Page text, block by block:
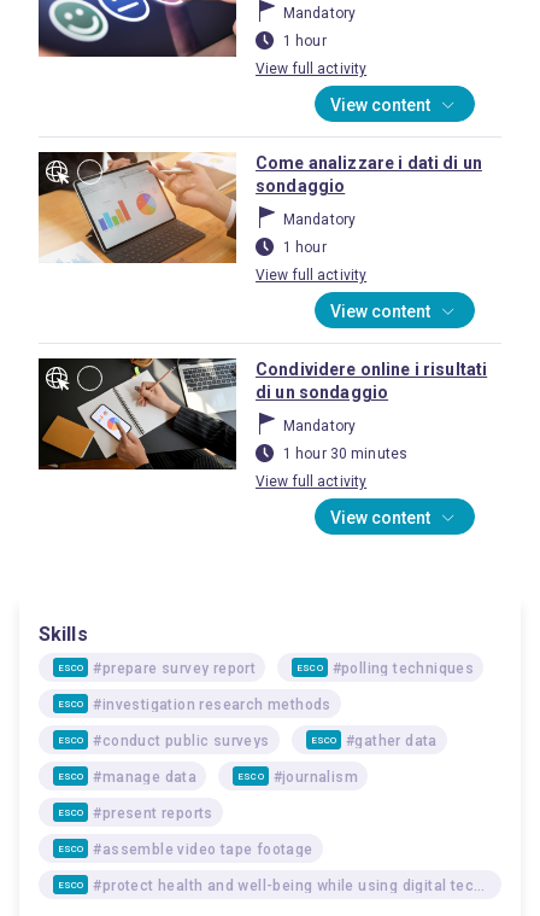
Mandatory
1 hour
View full activity
View content
Come analizzare i dati di un
sondaggio
Mandatory
1 hour
View full activity
View content
Condividere online i risultati
di un sondaggio
Mandatory
1 hour 30 minutes
View full activity
View content
Skills
ESCO #prepare survey report ESCO #polling techniques
ESCO #investigation research methods
ESCO #conduct public surveys ESCO #gather data
ESCO #manage data ESCO #journalism
ESCO #present reports
ESCO #assemble video tape footage
ESCO #protect health and well-being while using digital technologies